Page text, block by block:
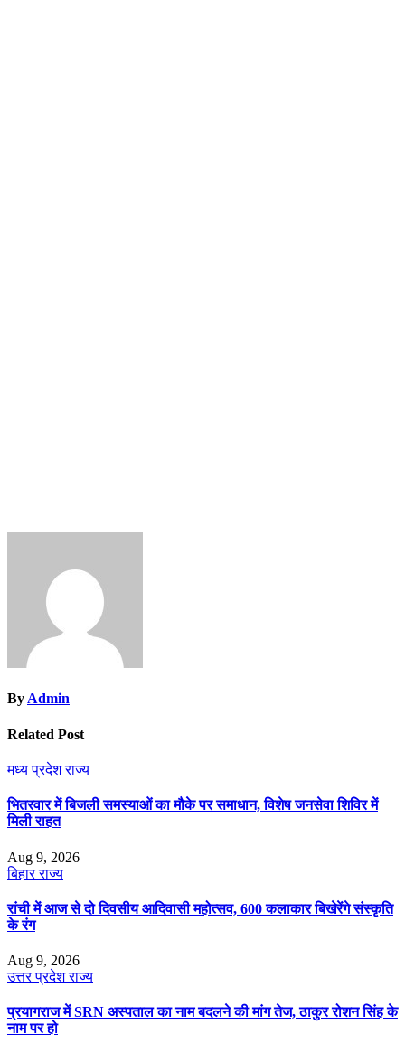
ByAdmin
Related Post
मध्य प्रदेशराज्य
भितरवार में बिजली समस्याओं का मौके पर समाधान, विशेष जनसेवा शिविर में
मिली राहत
Aug 9, 2026
बिहारराज्य
रांची में आज से दो दिवसीय आदिवासी महोत्सव, 600 कलाकार बिखेरेंगे संस्कृति
के रंग
Aug 9, 2026
उत्तर प्रदेशराज्य
प्रयागराज में SRN अस्पताल का नाम बदलने की मांग तेज, ठाकुर रोशन सिंह के
नाम पर हो